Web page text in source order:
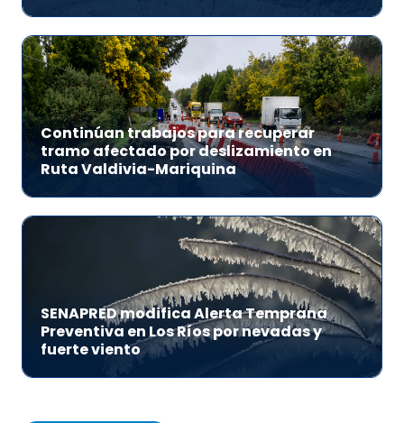
Continúan trabajos para recuperar
tramo afectado por deslizamiento en
Ruta Valdivia-Mariquina
SENAPRED modifica Alerta Temprana
Preventiva en Los Ríos por nevadas y
fuerte viento